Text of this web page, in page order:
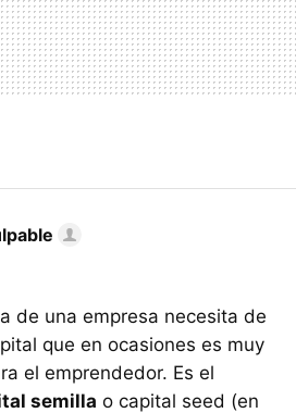
de una empresa necesita de
que en ocasiones es muy
el emprendedor. Es el
semilla o capital seed (en